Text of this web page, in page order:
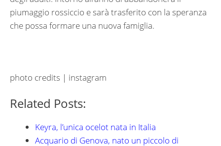
piumaggio rossiccio e sarà trasferito con la speranza
che possa formare una nuova famiglia.
photo credits | instagram
Related Posts:
Keyra, l’unica ocelot nata in Italia
Acquario di Genova, nato un piccolo di